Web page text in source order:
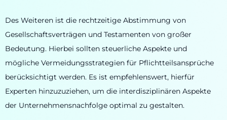
Des Weiteren ist die rechtzeitige Abstimmung von
Gesellschaftsverträgen und Testamenten von großer
Bedeutung. Hierbei sollten steuerliche Aspekte und
mögliche Vermeidungsstrategien für Pflichtteilsansprüche
berücksichtigt werden. Es ist empfehlenswert, hierfür
Experten hinzuzuziehen, um die interdisziplinären Aspekte
der Unternehmensnachfolge optimal zu gestalten.